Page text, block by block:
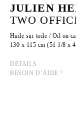
JULIEN
TWO
Huile sur toile / Oil on
130 x 115 cm (51 1/8 x
DÉTAILS
BESOIN D’AIDE ?